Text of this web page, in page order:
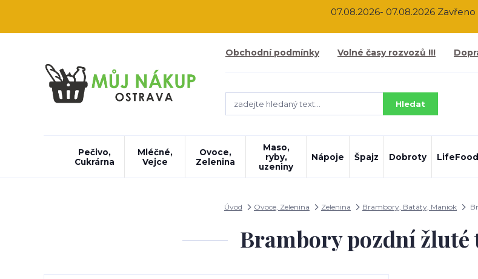
07.08.2026- 07.08.2026 Zavřeno
Obchodní podmínky Volné časy rozvozů !!!
Hledat
Pečivo,
Cukrárna
Mléčné,
Vejce
Ovoce,
Zelenina
Maso,
ryby,
uzeniny
Nápoje Špajz Dobroty LifeFood
Úvod Ovoce, Zelenina Zelenina Brambory, Batáty, Maniok
Brambory pozdní žluté